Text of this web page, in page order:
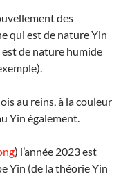
des
qui est de nature Yin
est de nature humide
au reins, à la couleur
Yin également.
) l’année 2023 est
Yin (de la théorie Yin